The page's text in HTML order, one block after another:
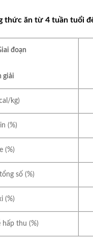
thức ăn từ 4 tuần tuổi
giải
kg)
(%)
(%)
số (%)
(%)
hấp thu (%)